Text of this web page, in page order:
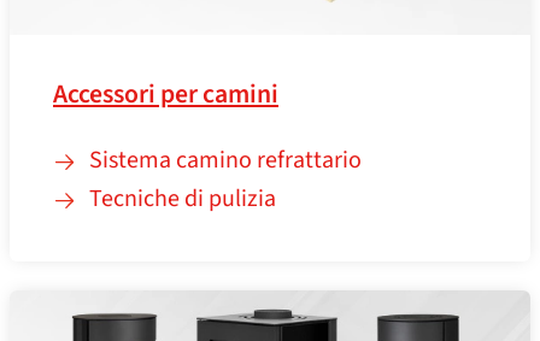
Accessori per camini
Sistema camino refrattario
Tecniche di pulizia